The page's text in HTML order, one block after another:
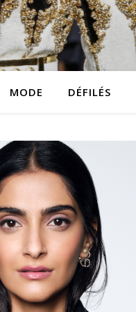
MODE DÉFILÉS